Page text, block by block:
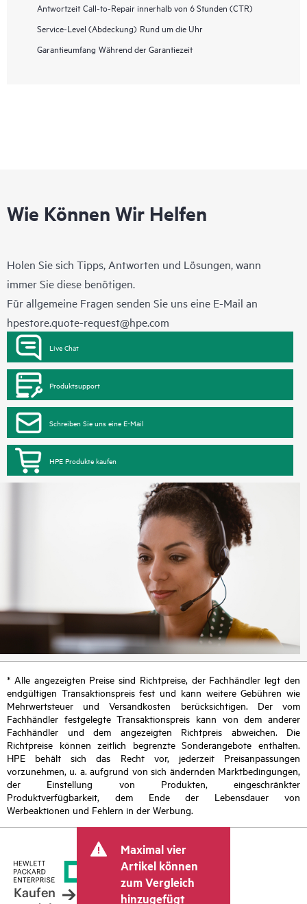
Antwortzeit Call-to-Repair innerhalb von 6 Stunden (CTR)
Service-Level (Abdeckung) Rund um die Uhr
Garantieumfang Während der Garantiezeit
Wie Können Wir Helfen
Holen Sie sich Tipps, Antworten und Lösungen, wann
immer Sie diese benötigen.
Für allgemeine Fragen senden Sie uns eine E-Mail an
hpestore.quote-request@hpe.com
Live Chat
Produktsupport
Schreiben Sie uns eine E-Mail
HPE Produkte kaufen
* Alle angezeigten Preise sind Richtpreise, der Fachhändler legt den
endgültigen Transaktionspreis fest und kann weitere Gebühren wie
Mehrwertsteuer und Versandkosten berücksichtigen. Der vom
Fachhändler festgelegte Transaktionspreis kann von dem anderer
Fachhändler und dem angezeigten Richtpreis abweichen. Die
Richtpreise können zeitlich begrenzte Sonderangebote enthalten.
HPE behält sich das Recht vor, jederzeit Preisanpassungen
vorzunehmen, u. a. aufgrund von sich ändernden Marktbedingungen,
der Einstellung von Produkten, eingeschränkter
Produktverfügbarkeit, dem Ende der Lebensdauer von
Werbeaktionen und Fehlern in der Werbung.
Maximal vier
Artikel können
zum Vergleich
hinzugefügt
Kaufen